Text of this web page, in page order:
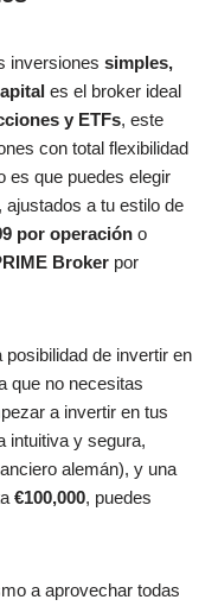
inversiones simples,
es el broker ideal
y ETFs, este
con total flexibilidad
es que puedes elegir
a tu estilo de
por operación o
Broker por
posibilidad de invertir en
que no necesitas
a invertir en tus
intuitiva y segura,
alemán), y una
€100,000, puedes
a aprovechar todas